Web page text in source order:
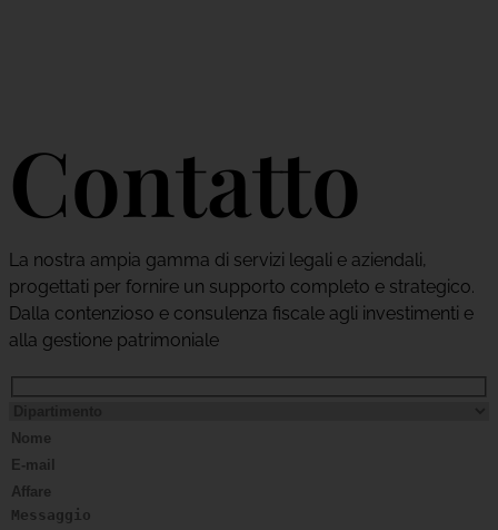
Contatto
La nostra ampia gamma di servizi legali e aziendali,
progettati per fornire un supporto completo e strategico.
Dalla contenzioso e consulenza fiscale agli investimenti e
alla gestione patrimoniale